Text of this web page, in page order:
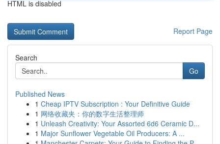
HTML is disabled
Report Page
Search
Go
Published News
1 Cheap IPTV Subscription : Your Definitive Guide
1 网络收藏夹：你的数字生活整理师
1 Unleash Creativity: Your Assorted 6d6 Ceramic D...
1 Major Sunflower Vegetable Oil Producers: A ...